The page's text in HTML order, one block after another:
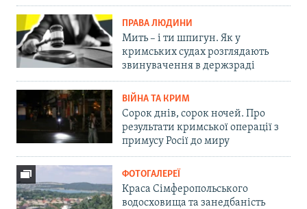
ПРАВА ЛЮДИНИ
Мить – і ти шпигун. Як у
кримських судах розглядають
звинувачення в держзраді
ВІЙНА ТА КРИМ
Сорок днів, сорок ночей. Про
результати кримської операції з
примусу Росії до миру
ФОТОГАЛЕРЕЇ
Краса Сімферопольського
водосховища та занедбаність